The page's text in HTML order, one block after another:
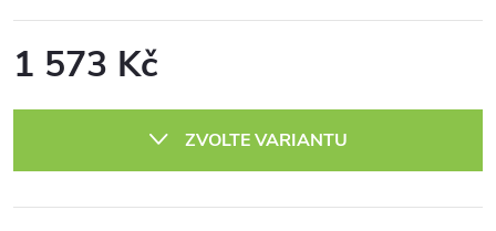
1 573 Kč
ZVOLTE VARIANTU